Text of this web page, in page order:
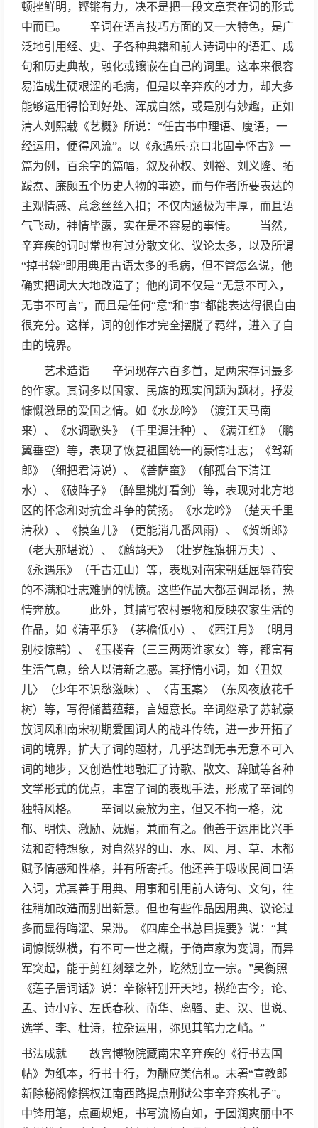
顿挫鲜明，铿锵有力，决不是把一段文章套在词的形式
中而已。 辛词在语言技巧方面的又一大特色，是广
泛地引用经、史、子各种典籍和前人诗词中的语汇、成
句和历史典故，融化或镶嵌在自己的词里。这本来很容
易造成生硬艰涩的毛病，但是以辛弃疾的才力，却大多
能够运用得恰到好处、浑成自然，或是别有妙趣，正如
清人刘熙载《艺概》所说：“任古书中理语、廋语，一
经运用，便得风流”。以《永遇乐·京口北固亭怀古》一
篇为例，百余字的篇幅，叙及孙权、刘裕、刘义隆、拓
跋焘、廉颇五个历史人物的事迹，而与作者所要表达的
主观情感、意念丝丝入扣；不仅内涵极为丰厚，而且语
气飞动，神情毕露，实在是不容易的事情。 当然，
辛弃疾的词时常也有过分散文化、议论太多，以及所谓
“掉书袋”即用典用古语太多的毛病，但不管怎么说，他
确实把词大大地改造了；他的词不仅是 “无意不可入，
无事不可言”，而且是任何“意”和“事”都能表达得很自由
很充分。这样，词的创作才完全摆脱了羁绊，进入了自
由的境界。
艺术造诣 辛词现存六百多首，是两宋存词最多
的作家。其词多以国家、民族的现实问题为题材，抒发
慷慨激昂的爱国之情。如《水龙吟》（渡江天马南
来）、《水调歌头》（千里渥洼种）、《满江红》（鹏
翼垂空）等，表现了恢复祖国统一的豪情壮志；《驾新
郎》（细把君诗说）、《菩萨蛮》（郁孤台下清江
水）、《破阵子》（醉里挑灯看剑）等，表现对北方地
区的怀念和对抗金斗争的赞扬。《水龙吟》（楚天千里
清秋）、《摸鱼儿》（更能消几番风雨）、《贺新郎》
（老大那堪说）、《鹧鸪天》（壮岁旌旗拥万夫）、
《永遇乐》（千古江山）等，表现对南宋朝廷屈辱苟安
的不满和壮志难酬的忧愤。这些作品大都基调昂扬，热
情奔放。 此外，其描写农村景物和反映农家生活的
作品，如《清平乐》（茅檐低小）、《西江月》（明月
别枝惊鹊）、《玉楼春（三三两两谁家女）等，都富有
生活气息，给人以清新之感。其抒情小词，如〈丑奴
儿〉（少年不识愁滋味）、〈青玉案〉（东风夜放花千
树）等，写得储蓄蕴藉，言短意长。辛词继承了苏轼豪
放词风和南宋初期爱国词人的战斗传统，进一步开拓了
词的境界，扩大了词的题材，几乎达到无事无意不可入
词的地步，又创造性地融汇了诗歌、散文、辞赋等各种
文学形式的优点，丰富了词的表现手法，形成了辛词的
独特风格。 辛词以豪放为主，但又不拘一格，沈
郁、明快、激励、妩媚，兼而有之。他善于运用比兴手
法和奇特想象，对自然界的山、水、风、月、草、木都
赋予情感和性格，并有所寄托。他还善于吸收民间口语
入词，尤其善于用典、用事和引用前人诗句、文句，往
往稍加改造而别出新意。但也有些作品因用典、议论过
多而显得晦涩、呆滞。《四库全书总目提要》说：“其
词慷慨纵横，有不可一世之概，于倚声家为变调，而异
军突起，能于剪红刻翠之外，屹然别立一宗。”吴衡照
《莲子居词话》说：辛稼轩别开天地，横绝古今，论、
孟、诗小序、左氏春秋、南华、离骚、史、汉、世说、
选学、李、杜诗，拉杂运用，弥见其笔力之峭。”
书法成就 故宫博物院藏南宋辛弃疾的《行书去国
帖》为纸本，行书十行，为酬应类信札。末署“宣教郎
新除秘阁修撰权江南西路提点刑狱公事辛弃疾札子”。
中锋用笔，点画规矩，书写流畅自如，于圆润爽丽中不